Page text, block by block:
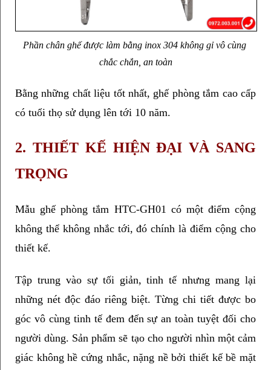
Phần chân ghế được làm bằng inox 304 không gỉ vô cùng
chắc chắn, an toàn
Bằng những chất liệu tốt nhất, ghế phòng tắm cao cấp
có tuổi thọ sử dụng lên tới 10 năm.
2. THIẾT KẾ HIỆN ĐẠI VÀ SANG
TRỌNG
Mẫu ghế phòng tắm HTC-GH01 có một điểm cộng
không thể không nhắc tới, đó chính là điểm cộng cho
thiết kế.
Tập trung vào sự tối giản, tinh tế nhưng mang lại
những nét độc đáo riêng biệt. Từng chi tiết được bo
góc vô cùng tinh tế đem đến sự an toàn tuyệt đối cho
người dùng. Sản phẩm sẽ tạo cho người nhìn một cảm
giác không hề cứng nhắc, nặng nề bởi thiết kế bề mặt